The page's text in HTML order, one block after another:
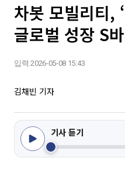
차봇 모빌리티,
글로벌 성장 S
입력 2026-05-08 15:43
김채빈 기자
기사 듣기